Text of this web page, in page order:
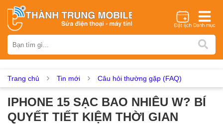
iPhone Samsung Oppo Xiaomi Realme Vivo
Asus Sony Vertu LG Tecno
Dịch vụ sửa chữa
Trang chủ Tin mới Câu hỏi thường gặp (FAQ)
IPHONE 15 SẠC BAO NHIÊU W? BÍ
QUYẾT TIẾT KIỆM THỜI GIAN